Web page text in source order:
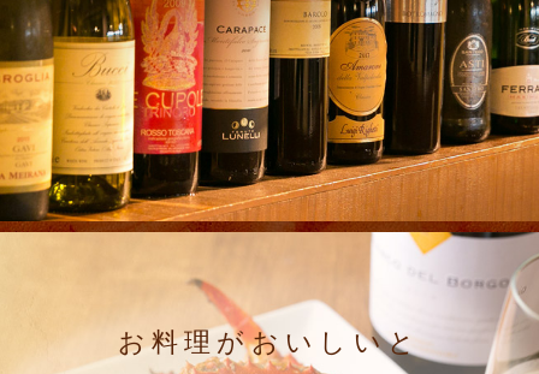
お料理がおいしいと